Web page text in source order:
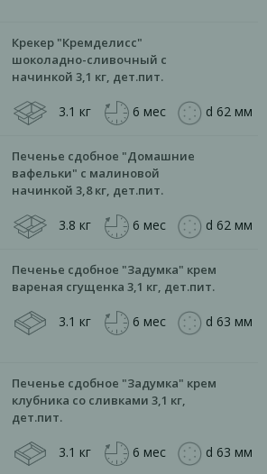
Крекер "Кремделисс"
шоколадно-сливочный с
начинкой 3,1 кг, дет.пит.
3.1 кг 6 мес d 62 мм
Печенье сдобное "Домашние
вафельки" с малиновой
начинкой 3,8 кг, дет.пит.
3.8 кг 6 мес d 62 мм
Печенье сдобное "Задумка" крем
вареная сгущенка 3,1 кг, дет.пит.
3.1 кг 6 мес d 63 мм
Печенье сдобное "Задумка" крем
клубника со сливками 3,1 кг,
дет.пит.
3.1 кг 6 мес d 63 мм